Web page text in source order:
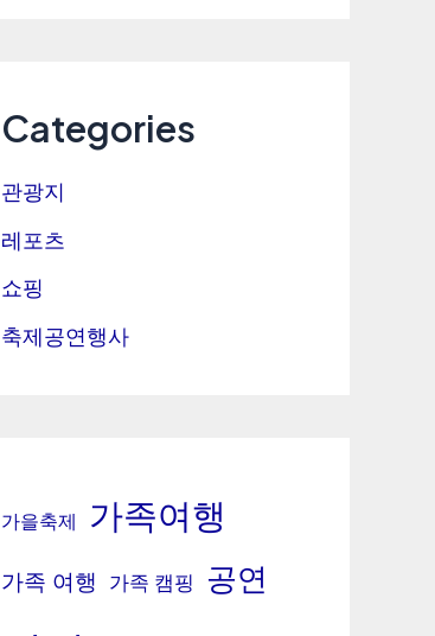
Categories
관광지
레포츠
쇼핑
축제공연행사
가을축제 가족여행
가족 여행 가족 캠핑 공연